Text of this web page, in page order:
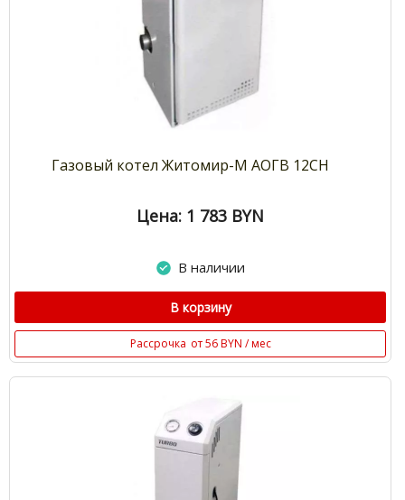
Газовый котел Житомир-М АОГВ 12СН
Цена: 1 783 BYN
В наличии
В корзину
Рассрочка от 56 BYN / мес